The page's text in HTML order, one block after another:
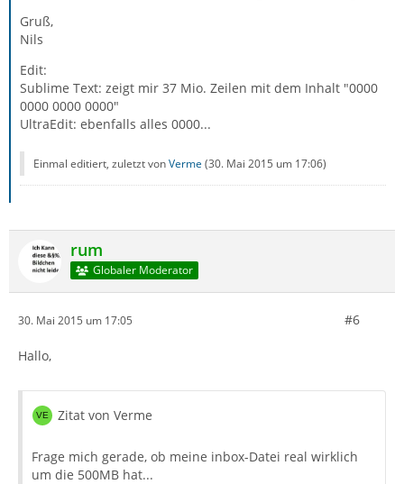
Gruß,
Nils
Edit:
Sublime Text: zeigt mir 37 Mio. Zeilen mit dem Inhalt "0000
0000 0000 0000"
UltraEdit: ebenfalls alles 0000...
Einmal editiert, zuletzt vonVerme (30. Mai 2015 um 17:06)
rum
Globaler Moderator
30. Mai 2015 um 17:05 #6
Hallo,
Zitat von Verme
Frage mich gerade, ob meine inbox-Datei real wirklich
um die 500MB hat...